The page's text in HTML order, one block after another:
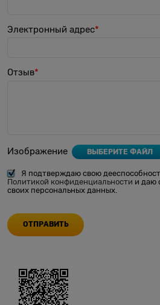
Электронный адрес
Отзыв
Изображение ВЫБЕРИТЕ ФАЙЛ
Я подтверждаю свою
Политикой конфиденциальности и даю
своих персональных данных.